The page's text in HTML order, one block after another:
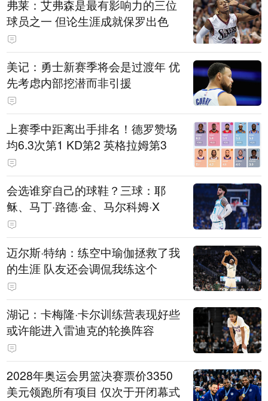
弗莱：艾弗森是最有影响力的三位
球员之一 但论生涯成就保罗出色
美记：勇士新赛季将会是过渡年 优
先考虑内部挖潜而非引援
上赛季中距离出手排名！德罗赞场
均6.3次第1 KD第2 英格拉姆第3
会选谁穿自己的球鞋？三球：耶
稣、马丁·路德·金、马尔科姆·X
迈尔斯·特纳：练空中瑜伽拯救了我
的生涯 队友还会调侃我练这个
湖记：卡梅隆·卡尔训练营表现好些
或许能进入雷迪克的轮换阵容
2028年奥运会男篮决赛票价3350
美元领跑所有项目 仅次于开闭幕式